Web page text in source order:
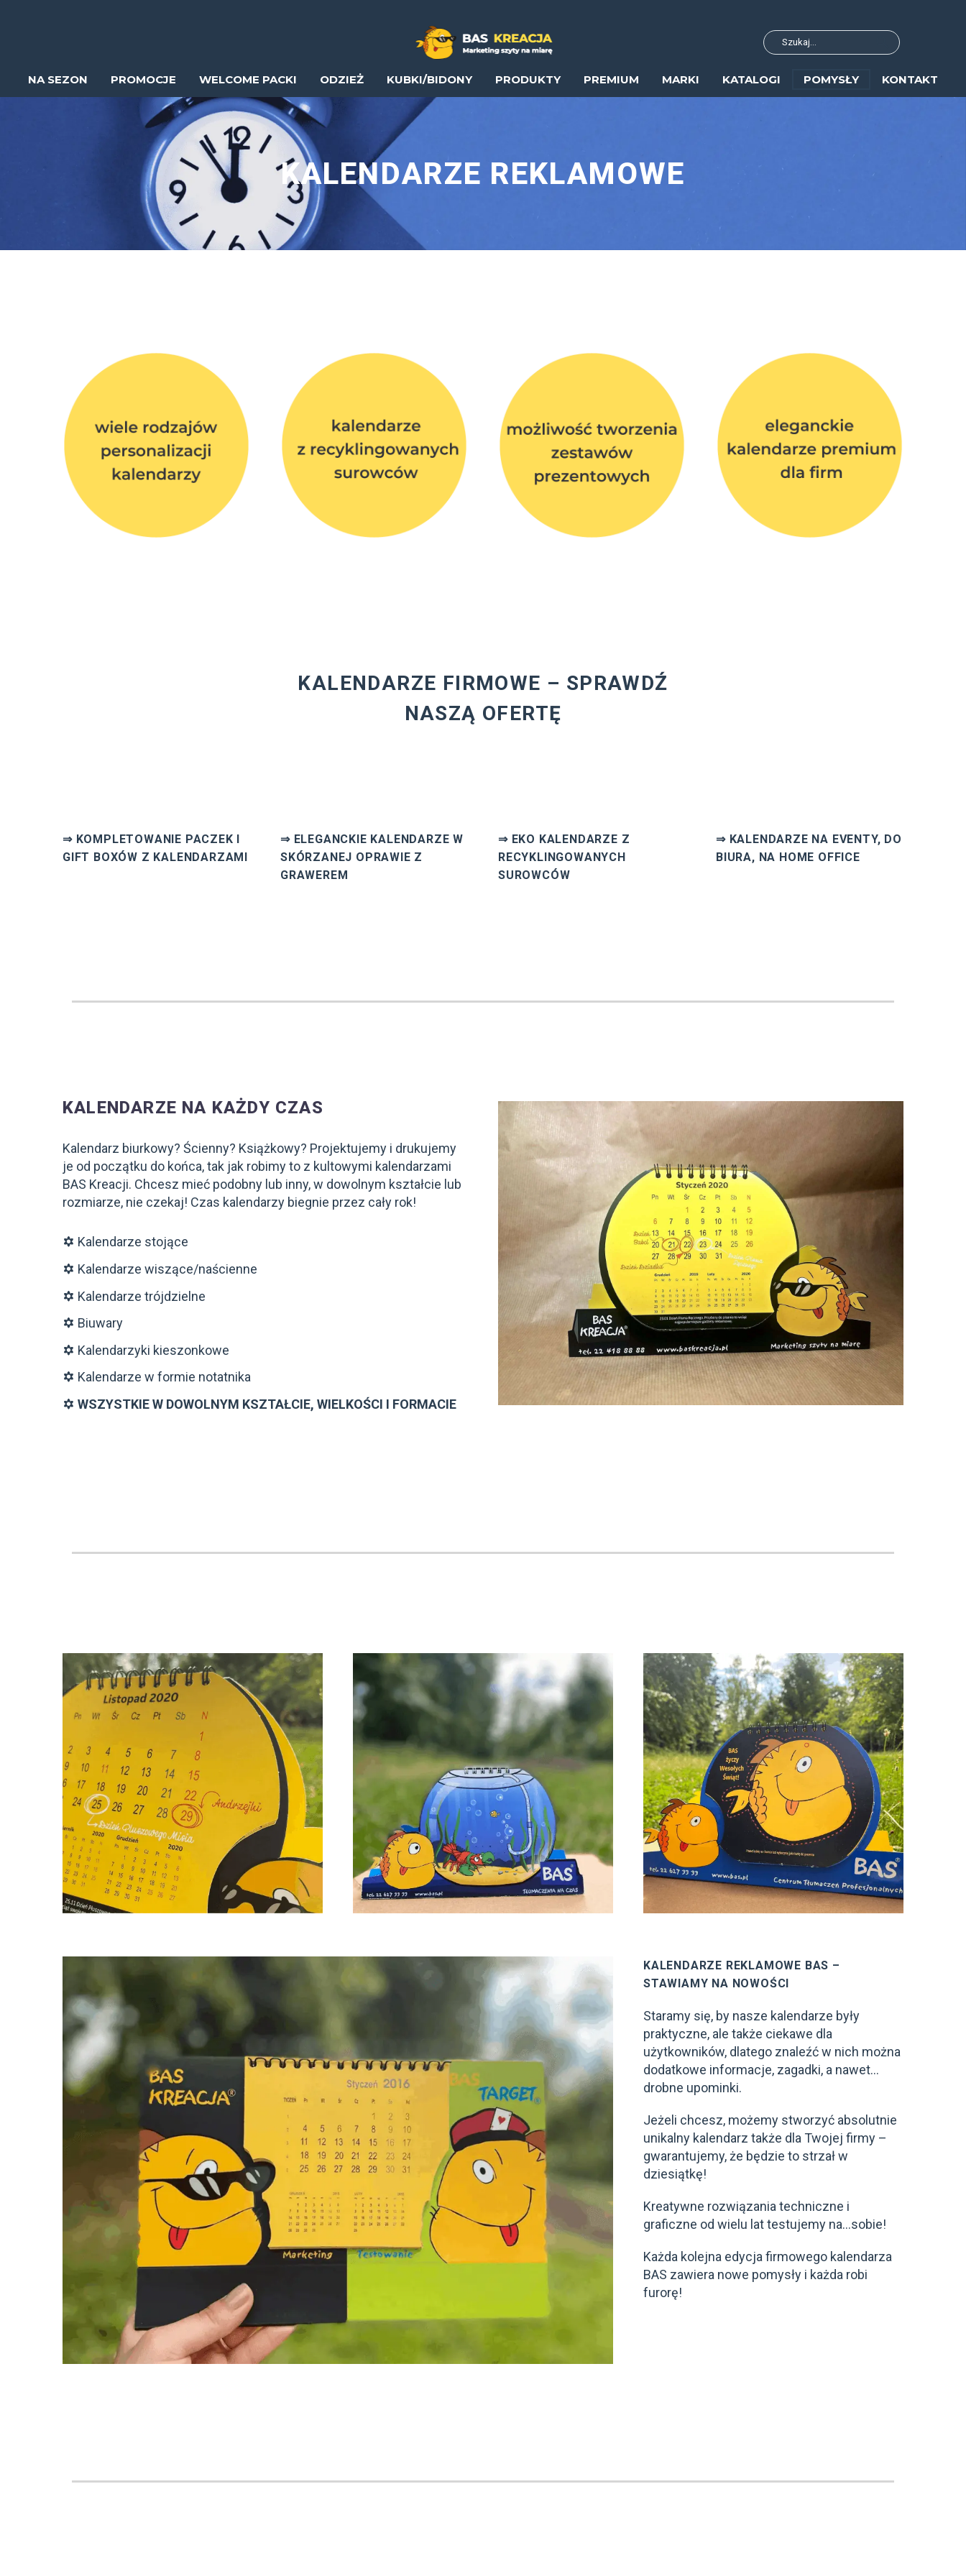
NA SEZON PROMOCJE WELCOME PACKI ODZIEŻ KUBKI/BIDONY PRODUKTY PREMIUM MARKI KATALOGI POMYSŁY KONTAKT
KALENDARZE REKLAMOWE
KALENDARZE FIRMOWE – SPRAWDŹ
NASZĄ OFERTĘ
⇒ KOMPLETOWANIE PACZEK I
GIFT BOXÓW Z KALENDARZAMI
⇒ ELEGANCKIE KALENDARZE W
SKÓRZANEJ OPRAWIE Z
GRAWEREM
⇒ EKO KALENDARZE Z
RECYKLINGOWANYCH
SUROWCÓW
⇒ KALENDARZE NA EVENTY, DO
BIURA, NA HOME OFFICE
KALENDARZE NA KAŻDY CZAS
Kalendarz biurkowy? Ścienny? Książkowy? Projektujemy i drukujemy
je od początku do końca, tak jak robimy to z kultowymi kalendarzami
BAS Kreacji. Chcesz mieć podobny lub inny, w dowolnym kształcie lub
rozmiarze, nie czekaj! Czas kalendarzy biegnie przez cały rok!
Kalendarze stojące
Kalendarze wiszące/naścienne
Kalendarze trójdzielne
Biuwary
Kalendarzyki kieszonkowe
Kalendarze w formie notatnika
WSZYSTKIE W DOWOLNYM KSZTAŁCIE, WIELKOŚCI I FORMACIE
KALENDARZE REKLAMOWE BAS –
STAWIAMY NA NOWOŚCI
Staramy się, by nasze kalendarze były
praktyczne, ale także ciekawe dla
użytkowników, dlatego znaleźć w nich można
dodatkowe informacje, zagadki, a nawet…
drobne upominki.
Jeżeli chcesz, możemy stworzyć absolutnie
unikalny kalendarz także dla Twojej firmy –
gwarantujemy, że będzie to strzał w
dziesiątkę!
Kreatywne rozwiązania techniczne i
graficzne od wielu lat testujemy na…sobie!
Każda kolejna edycja firmowego kalendarza
BAS zawiera nowe pomysły i każda robi
furorę!